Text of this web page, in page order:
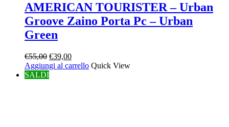
AMERICAN TOURISTER – Urban
Groove Zaino Porta Pc – Urban
Green
€55,00 Il
prezzo
originale
€39,00Il
prezzo
Aggiungi al carrello Quick View
SALDI